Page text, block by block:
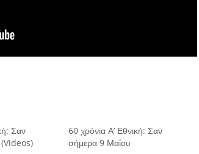
Σαν
60 χρόνια Α’ Εθνική: Σαν
σήμερα 9 Μαΐου